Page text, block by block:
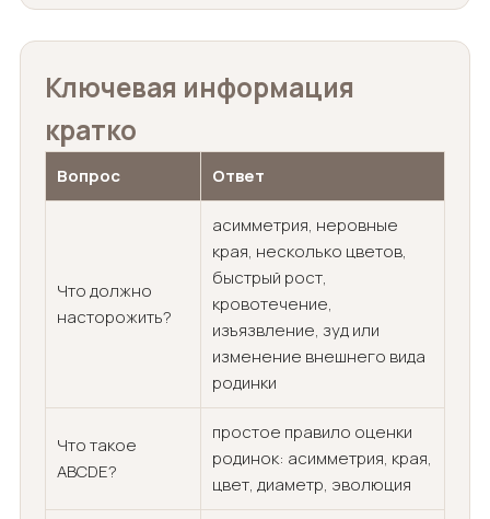
Ключевая информация
кратко
Вопрос Ответ
Что должно
насторожить?
асимметрия, неровные
края, несколько цветов,
быстрый рост,
кровотечение,
изъязвление, зуд или
изменение внешнего вида
родинки
Что такое
ABCDE?
простое правило оценки
родинок: асимметрия, края,
цвет, диаметр, эволюция